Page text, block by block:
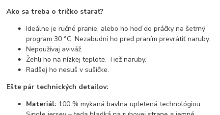
Ako sa treba o tričko starať?
Ideálne je ručné pranie, alebo ho hoď do práčky na šetrný
program 30 °C. Nezabudni ho pred praním prevrátiť naruby.
Nepoužívaj aviváž.
Žehli ho na nízkej teplote. Tiež naruby.
Radšej ho nesuš v sušičke.
Ešte pár technických detailov:
Materiál: 100 % mykaná bavlna upletená technológiou